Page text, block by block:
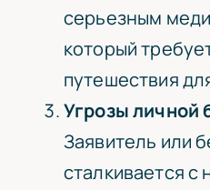
серьезным
который
путешествия
Угрозы личной
Заявитель или
сталкивается